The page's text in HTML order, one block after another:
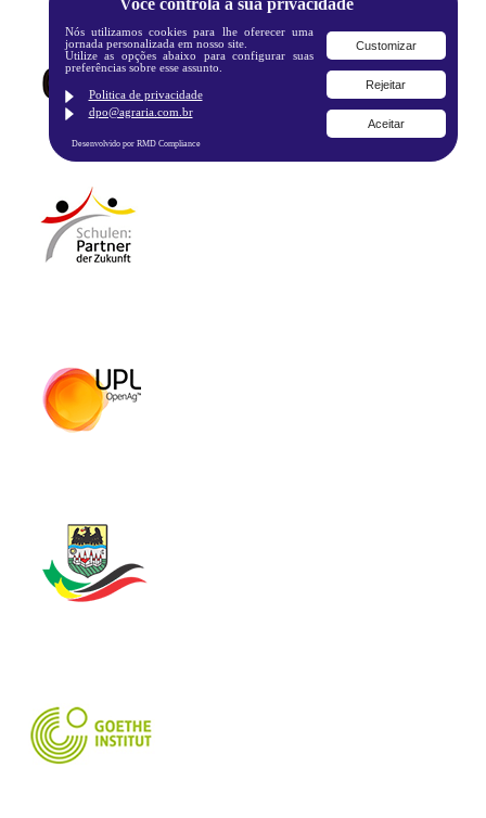
Nós utilizamos cookies para lhe oferecer uma
jornada personalizada em nosso site.
Utilize as opções abaixo para configurar suas
preferências sobre esse assunto.
Politica de privacidade
dpo@agraria.com.br
Customizar
Rejeitar
Aceitar
Desenvolvido por RMD Compliance